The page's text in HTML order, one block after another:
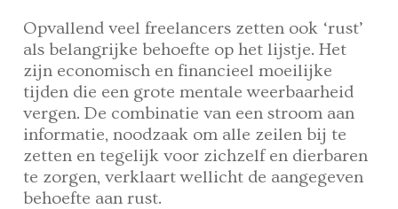
Opvallend veel freelancers zetten ook ‘rust’
als belangrijke behoefte op het lijstje. Het
zijn economisch en financieel moeilijke
tijden die een grote mentale weerbaarheid
vergen. De combinatie van een stroom aan
informatie, noodzaak om alle zeilen bij te
zetten en tegelijk voor zichzelf en dierbaren
te zorgen, verklaart wellicht de aangegeven
behoefte aan rust.